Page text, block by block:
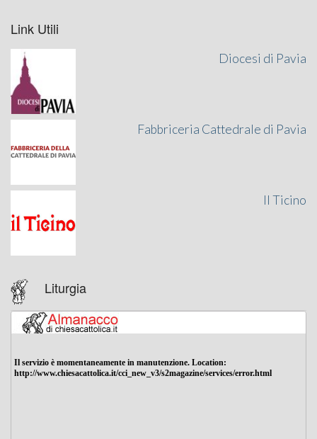
Link Utili
Diocesi di Pavia
Fabbriceria Cattedrale di Pavia
Il Ticino
Liturgia